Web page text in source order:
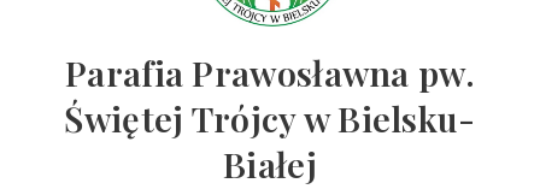
Parafia Prawosławna pw.
Świętej Trójcy w Bielsku-
Białej